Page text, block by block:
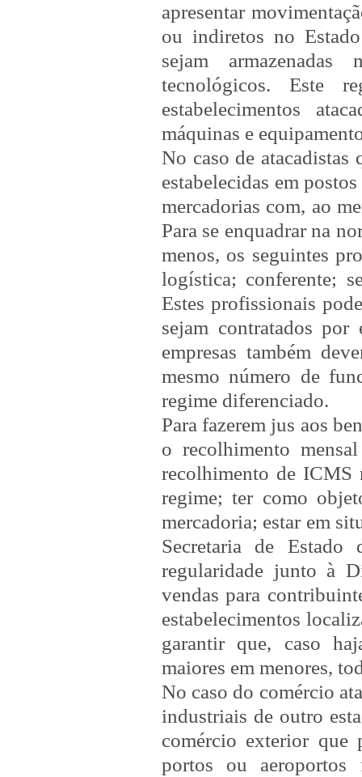
apresentar
ou indiretos no
sejam
tecnológicos. Este
estabelecimentos
máquinas e
No caso de
estabelecidas em
mercadorias com, ao
Para se enquadrar na
menos, os seguintes
logística; conferente;
Estes profissionais
sejam contratados
empresas também
mesmo número de
regime diferenciado.
Para fazerem jus aos
o recolhimento
recolhimento de ICMS
regime; ter como
mercadoria; estar em
Secretaria de Estado
regularidade junto à
vendas para
estabelecimentos
garantir que, caso
maiores em menores,
No caso do comércio
industriais de outro
comércio exterior que
portos ou aeroportos